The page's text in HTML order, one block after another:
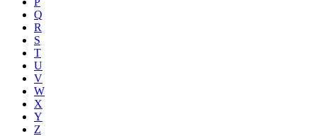
Q
R
S
T
U
V
W
X
Y
Z